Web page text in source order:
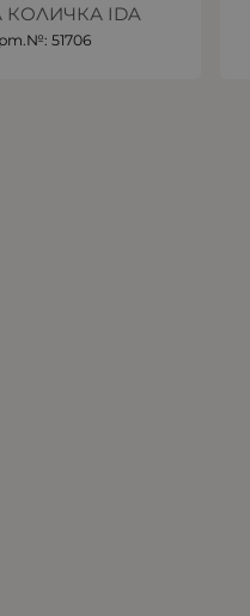
КОЛИЧКА IDA
51706